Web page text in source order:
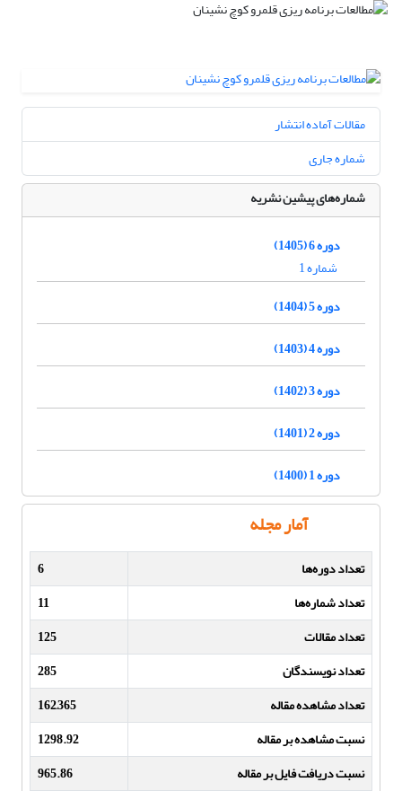
مقالات آماده انتشار
شماره جاری
شماره‌های پیشین نشریه
دوره 6 (1405)
شماره 1
دوره 5 (1404)
دوره 4 (1403)
دوره 3 (1402)
دوره 2 (1401)
دوره 1 (1400)
آمار مجله
تعداد دوره‌ها
6
تعداد شماره‌ها
11
تعداد مقالات
125
تعداد نویسندگان
285
تعداد مشاهده مقاله
162,365
نسبت مشاهده بر مقاله
1298.92
نسبت دریافت فایل بر مقاله
965.86